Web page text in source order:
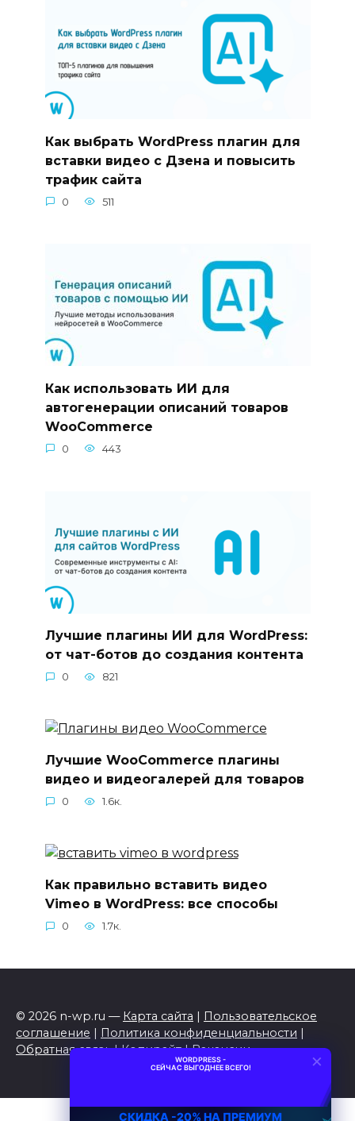
Как выбрать WordPress плагин для
вставки видео с Дзена и повысить
трафик сайта
0 511
Как использовать ИИ для
автогенерации описаний товаров
WooCommerce
0 443
Лучшие плагины ИИ для WordPress:
от чат-ботов до создания контента
0 821
Лучшие WooCommerce плагины
видео и видеогалерей для товаров
0 1.6к.
Как правильно вставить видео
Vimeo в WordPress: все способы
0 1.7к.
© 2026 n-wp.ru — Карта сайта | Пользовательское
соглашение | Политика конфиденциальности |
Обратная связь|Копирайт|Вакансии ×
WORDPRESS -
СЕЙЧАС ВЫГОДНЕЕ ВСЕГО!
СКИДКА -20% НА ПРЕМИУМ